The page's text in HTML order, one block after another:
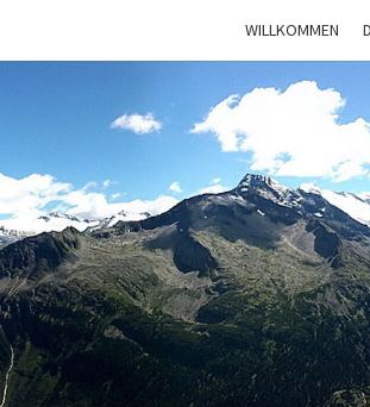
WILLKOMMEN
Mit
Bulli
Die
Ein
Auf